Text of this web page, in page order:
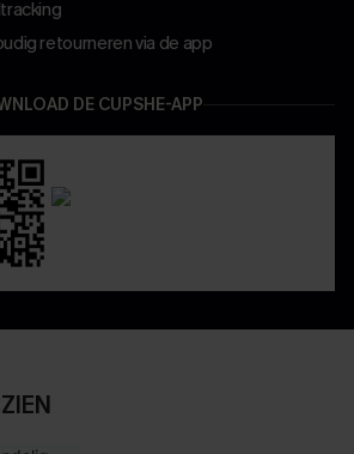
retourneren via de app
DE CUPSHE-APP